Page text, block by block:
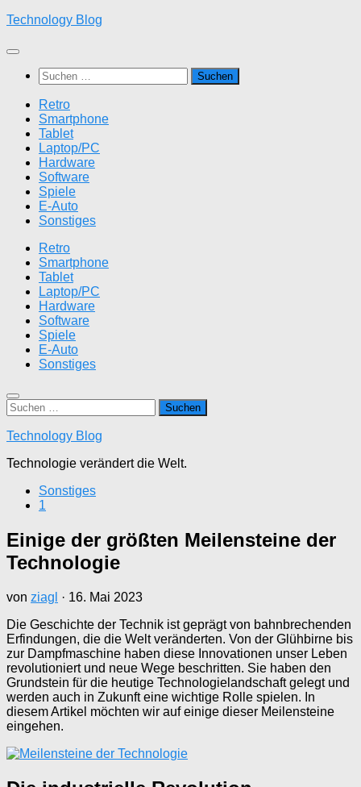
Zum
springen
Technology Blog
Suchen
nach:
Retro
Smartphone
Tablet
Laptop/PC
Hardware
Software
Spiele
E-Auto
Sonstiges
Retro
Smartphone
Tablet
Laptop/PC
Hardware
Software
Spiele
E-Auto
Sonstiges
Suchen
nach:
Technology Blog
Technologie verändert die Welt.
Sonstiges
1
Einige der größten Meilensteine der
Technologie
von ziagl · 16. Mai 2023
Die Geschichte der Technik ist geprägt von bahnbrechenden
Erfindungen, die die Welt veränderten. Von der Glühbirne bis
zur Dampfmaschine haben diese Innovationen unser Leben
revolutioniert und neue Wege beschritten. Sie haben den
Grundstein für die heutige Technologielandschaft gelegt und
werden auch in Zukunft eine wichtige Rolle spielen. In
diesem Artikel möchten wir auf einige dieser Meilensteine
eingehen.